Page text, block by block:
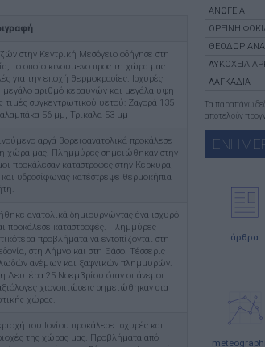
στην Κεντρική Μεσόγειο οδήγησε στη
το οποίο κινούμενο προς τη χώρα μας
για την εποχή θερμοκρασίες. Ισχυρές
μεγάλο αριθμό κεραυνών και μεγάλα ύψη
τιμές συγκεντρωτικού υετού: Ζαγορά 135
56 μμ, Τρίκαλα 53 μμ
αργά βορειοανατολικά προκάλεσε
χώρα μας. Πλημμύρες σημειώθηκαν στην
προκάλεσαν καταστροφές στην Κέρκυρα,
υδροσίφωνας κατέστρεψε θερμοκήπια
ανατολικά δημιουργώντας ένα ισχυρό
καταστροφές. Πλημμύρες
προβλήματα να εντοπίζονται στη
στη Λήμνο και στη Θάσο. Τέσσερις
ανέμων και ξαφνικών πλημμυρών.
Δευτέρα 25 Νοεμβρίου όταν οι άνεμοι
χιονοπτώσεις σημειώθηκαν στα
χώρας.
του Ιονίου προκάλεσε ισχυρές και
της χώρας μας. Προβλήματα από
ΑΝΩΓΕΙΑ
ΟΡΕΙΝΗ
ΘΕΟΔΩΡΙΑΝΑ
ΛΥΚΟΧΕΙΑ
ΛΑΓΚΑΔΙΑ
Τα παραπάνω
αποτελούν
άρθρα